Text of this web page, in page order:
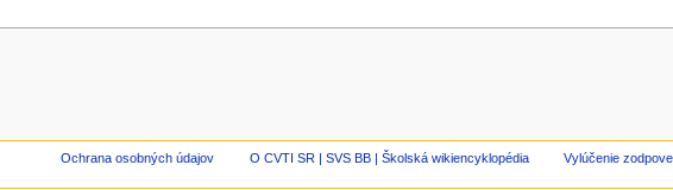
Ochrana osobných údajov O CVTI SR | SVS BB | Školská wikiencyklopédia Vylúčenie